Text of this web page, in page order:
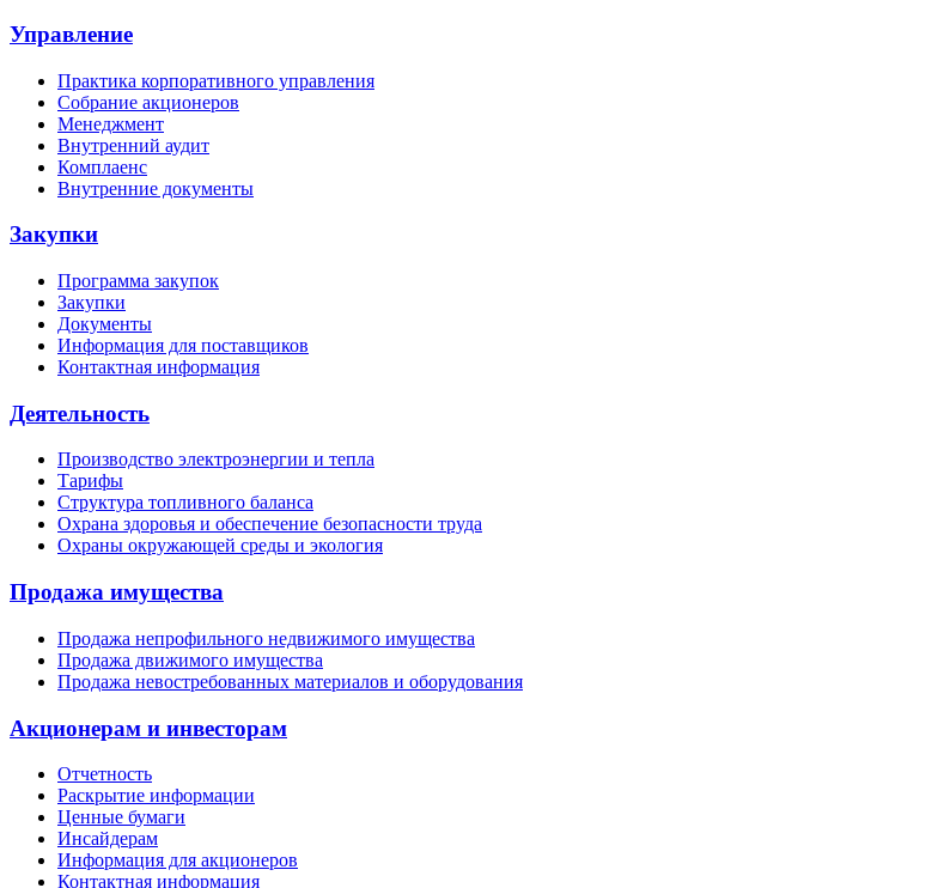
Управление
Практика корпоративного управления
Собрание акционеров
Менеджмент
Внутренний аудит
Комплаенс
Внутренние документы
Закупки
Программа закупок
Закупки
Документы
Информация для поставщиков
Контактная информация
Деятельность
Производство электроэнергии и тепла
Тарифы
Структура топливного баланса
Охрана здоровья и обеспечение безопасности труда
Охраны окружающей среды и экология
Продажа имущества
Продажа непрофильного недвижимого имущества
Продажа движимого имущества
Продажа невостребованных материалов и оборудования
Акционерам и инвесторам
Отчетность
Раскрытие информации
Ценные бумаги
Инсайдерам
Информация для акционеров
Контактная информация